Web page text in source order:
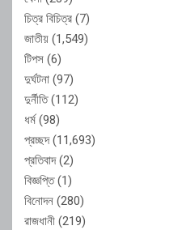
চিত্র বিচিত্র (7)
জাতীয় (1,549)
টিপস (6)
দুর্ঘটনা (97)
দুর্নীতি(112)
ধর্ম(98)
প্রচ্ছদ(11,693)
প্রতিবাদ(2)
বিজ্ঞপ্তি(1)
বিনোদন (280)
রাজধানী (219)